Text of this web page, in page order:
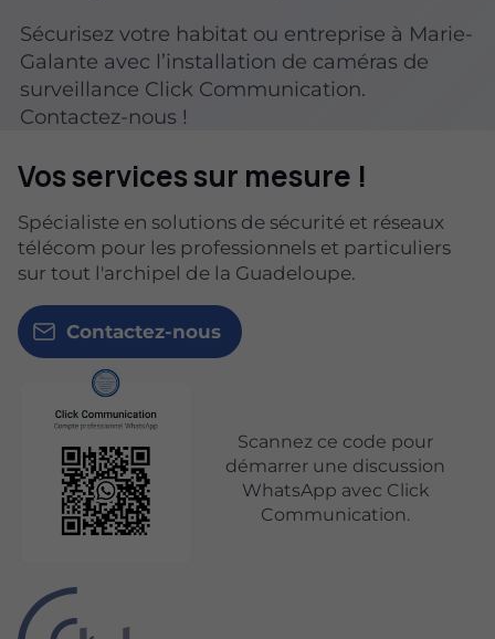
Sécurisez votre habitat ou entreprise à Marie-
Galante avec l’installation de caméras de
surveillance Click Communication.
Contactez-nous !
Vos services sur mesure !
Spécialiste en solutions de sécurité et réseaux
télécom pour les professionnels et particuliers
sur tout l'archipel de la Guadeloupe.
Contactez-nous
Scannez ce code pour
démarrer une discussion
WhatsApp avec Click
Communication.